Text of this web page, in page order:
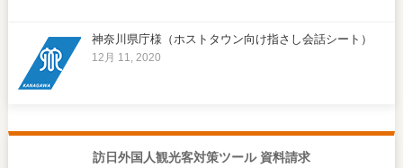
神奈川県庁様（ホストタウン向け指さし会話シート）
12月 11, 2020
訪日外国人観光客対策ツール 資料請求